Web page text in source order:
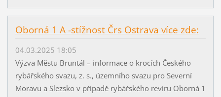
Oborná 1 A -stížnost Črs Ostrava více zde:
04.03.2025 18:05
Výzva Městu Bruntál – informace o krocích Českého
rybářského svazu, z. s., územního svazu pro Severní
Moravu a Slezsko v případě rybářského revíru Oborná 1